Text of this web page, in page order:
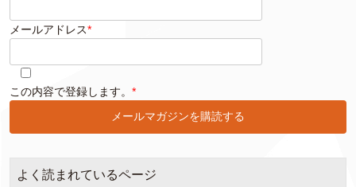
メールアドレス*
このフィールドは空のままにしてください。
この内容で登録します。 *
よく読まれているページ